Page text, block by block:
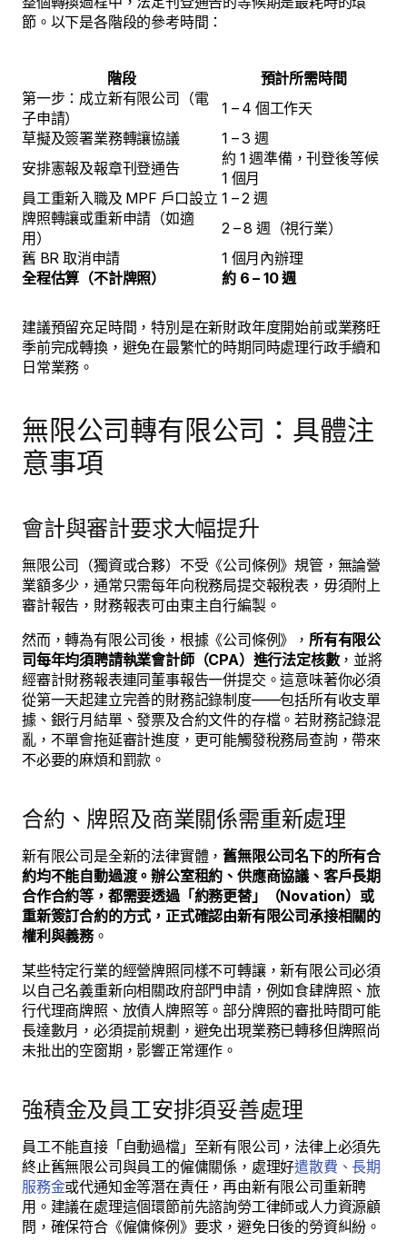
節。以下是各階段的參考時間：
階段
預計所需時間
第一步：成立新有限公司（電
子申請）
1 – 4 個工作天
草擬及簽署業務轉讓協議
1 – 3 週
安排憲報及報章刊登通告
約 1 週準備，刊登後等候
1 個月
員工重新入職及 MPF 戶口設立 1 – 2 週
牌照轉讓或重新申請（如適
用）
2 – 8 週（視行業）
舊 BR 取消申請
1 個月內辦理
全程估算（不計牌照）
約 6 – 10 週
建議預留充足時間，特別是在新財政年度開始前或業務旺
季前完成轉換，避免在最繁忙的時期同時處理行政手續和
日常業務。
無限公司轉有限公司：具體注
意事項
會計與審計要求大幅提升
無限公司（獨資或合夥）不受《公司條例》規管，無論營
業額多少，通常只需每年向稅務局提交報稅表，毋須附上
審計報告，財務報表可由東主自行編製。
然而，轉為有限公司後，根據《公司條例》， 所有有限公
司每年均須聘請執業會計師（CPA）進行法定核數，並將
經審計財務報表連同董事報告一併提交。這意味著你必須
從第一天起建立完善的財務記錄制度——包括所有收支單
據、銀行月結單、發票及合約文件的存檔。若財務記錄混
亂，不單會拖延審計進度，更可能觸發稅務局查詢，帶來
不必要的麻煩和罰款。
合約、牌照及商業關係需重新處理
新有限公司是全新的法律實體，舊無限公司名下的所有合
約均不能自動過渡。辦公室租約、供應商協議、客戶長期
合作合約等，都需要透過「約務更替」（Novation）或
重新簽訂合約的方式，正式確認由新有限公司承接相關的
權利與義務。
某些特定行業的經營牌照同樣不可轉讓，新有限公司必須
以自己名義重新向相關政府部門申請，例如食肆牌照、旅
行代理商牌照、放債人牌照等。部分牌照的審批時間可能
長達數月，必須提前規劃，避免出現業務已轉移但牌照尚
未批出的空窗期，影響正常運作。
強積金及員工安排須妥善處理
員工不能直接「自動過檔」至新有限公司，法律上必須先
終止舊無限公司與員工的僱傭關係，處理好遣散費、長期
服務金或代通知金等潛在責任，再由新有限公司重新聘
用。建議在處理這個環節前先諮詢勞工律師或人力資源顧
問，確保符合《僱傭條例》要求，避免日後的勞資糾紛。